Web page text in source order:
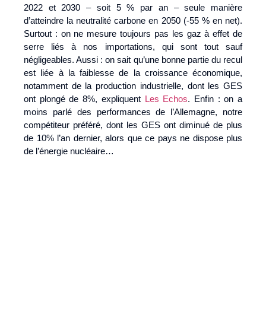
2022 et 2030 – soit 5 % par an – seule manière
d’atteindre la neutralité carbone en 2050 (-55 % en net).
Surtout : on ne mesure toujours pas les gaz à effet de
serre liés à nos importations, qui sont tout sauf
négligeables. Aussi : on sait qu’une bonne partie du recul
est liée à la faiblesse de la croissance économique,
notamment de la production industrielle, dont les GES
ont plongé de 8%, expliquent Les Echos. Enfin : on a
moins parlé des performances de l’Allemagne, notre
compétiteur préféré, dont les GES ont diminué de plus
de 10% l’an dernier, alors que ce pays ne dispose plus
de l’énergie nucléaire…